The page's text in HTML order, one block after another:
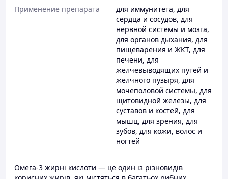
Применение препарата
для иммунитета, для
сердца и сосудов, для
нервной системы и мозга,
для органов дыхания, для
пищеварения и ЖКТ, для
печени, для
желчевыводящих путей и
желчного пузыря, для
мочеполовой системы, для
щитовидной железы, для
суставов и костей, для
мышц, для зрения, для
зубов, для кожи, волос и
ногтей
Омега-3 жирні кислоти — це один із різновидів